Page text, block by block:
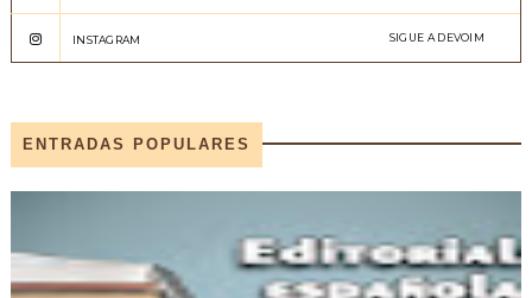
INSTAGRAM SIGUE A DEVOIM
ENTRADAS POPULARES